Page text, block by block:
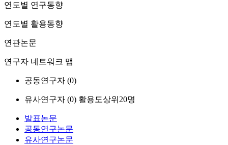
연도별 연구동향
연도별 활용동향
연관논문
연구자 네트워크 맵
공동연구자 (0)
유사연구자 (0) 활용도상위20명
발표논문
공동연구논문
유사연구논문